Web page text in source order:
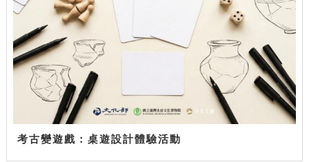
考古變遊戲：桌遊設計體驗活動